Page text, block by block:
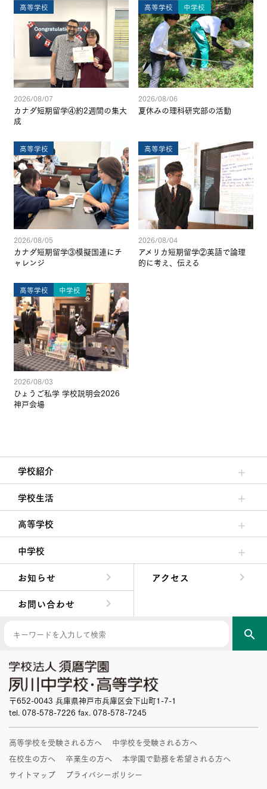
高等学校
2026/08/07
カナダ短期留学④約2週間の集大
成
高等学校 中学校
2026/08/06
夏休みの理科研究部の活動
高等学校
2026/08/05
カナダ短期留学③模擬国連にチ
ャレンジ
高等学校
2026/08/04
アメリカ短期留学②英語で論理
的に考え、伝える
高等学校 中学校
2026/08/03
ひょうご私学 学校説明会2026
神戸会場
学校紹介
理事長/学園長メッセージ
安心して任せられる学校
沿革
施設・設備
大学合格実績
学校生活
クラブ活動・生徒会活動
夙川ブログ
制服紹介
夙川カレンダー
高等学校
高校校長からの挨拶
高校の教育方針／特色
特進コース／進学コース
年間行事
先輩たちの声・生徒たちの声
中学校
中学校長からの挨拶
中学校の教育方針／特色
Aコース／Bコース
年間行事
先輩たちの声・生徒たちの声
お知らせ
アクセス
お問い合わせ
search
〒652-0043 兵庫県神戸市兵庫区会下山町1-7-1
tel. 078-578-7226 fax. 078-578-7245
高等学校を受験される方へ
中学校を受験される方へ
在校生の方へ
卒業生の方へ
本学園で勤務を希望される方へ
サイトマップ
プライバシーポリシー